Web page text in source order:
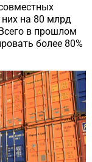
на 80 млрд
в прошлом
более 80%